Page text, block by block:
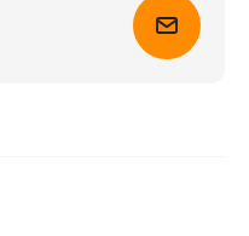
erhalten